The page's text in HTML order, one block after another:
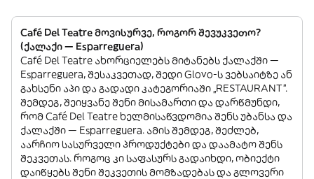
Café Del Teatre მოვისურვე, როგორ შევუკვეთო?
(ქალაქი — Esparreguera)
Café Del Teatre ახორციელებს მიტანებს ქალაქში —
Esparreguera, შესაკვეთად, შედი Glovo-ს ვებსაიტზე ან
გახსენი აპი და გადადი კატეგორიაში „RESTAURANT”.
შემდეგ, შეიყვანე შენი მისამართი და დარწმუნდი,
რომ Café Del Teatre ხელმისაწვდომია შენს უბანსა და
ქალაქში — Esparreguera. ამის შემდეგ, შეძლებ,
აარჩიო სასურველი პროდუქტები და დაამატო შენს
შეკვეთას. როგოც კი საფასურს გადაიხდი, ობიექტი
დაიწყებს შენი შეკვეთის მომზადებას და გლოვერი